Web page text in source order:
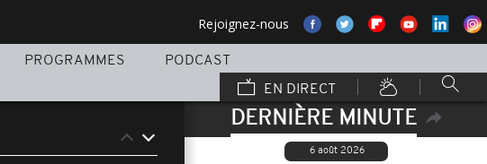
Rejoignez-nous
PROGRAMMES
PODCAST
EN DIRECT
DERNIÈRE MINUTE
6 août 2026